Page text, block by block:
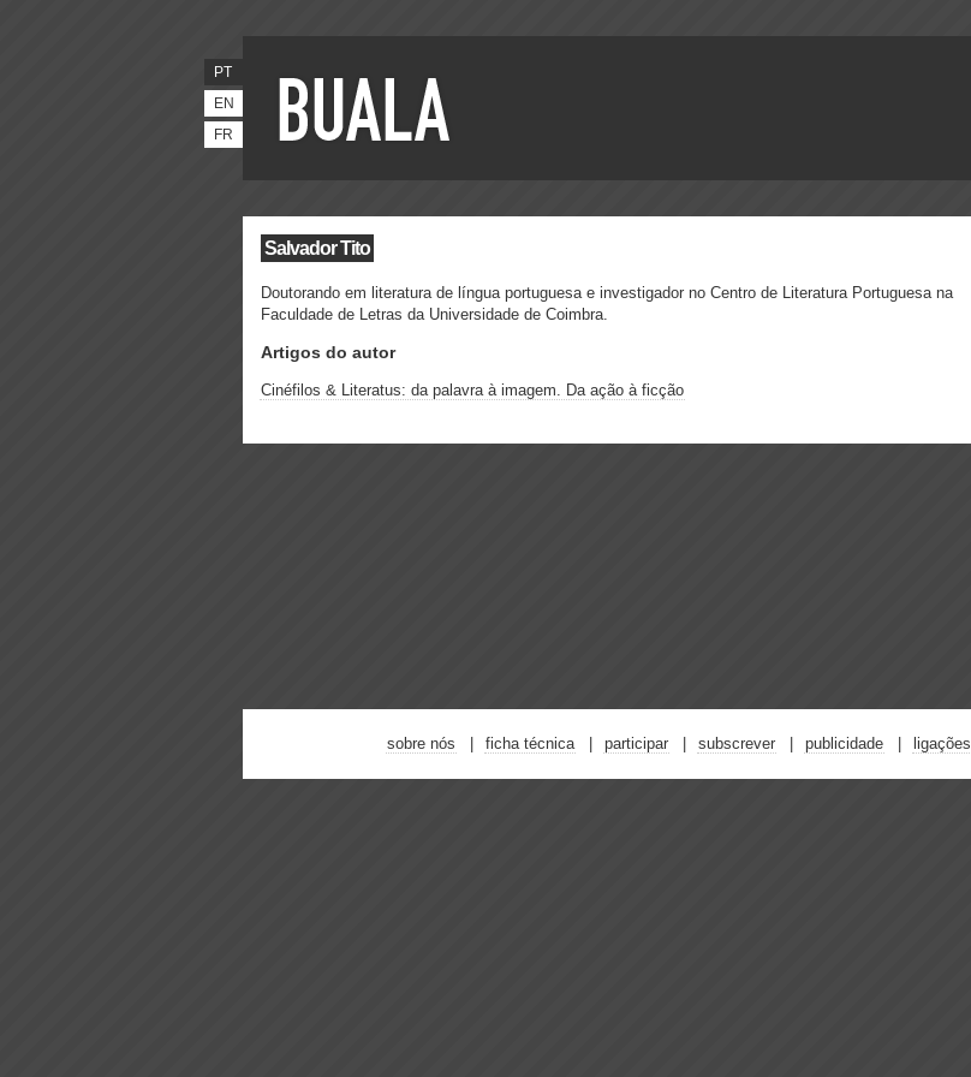
PT
EN
FR
Salvador Tito
Doutorando em literatura de língua portuguesa e investigador no Centro de Literatura Portuguesa na
Faculdade de Letras da Universidade de Coimbra.
Artigos do autor
Cinéfilos & Literatus: da palavra à imagem. Da ação à ficção
sobre nós ficha técnica participar subscrever publicidade ligações